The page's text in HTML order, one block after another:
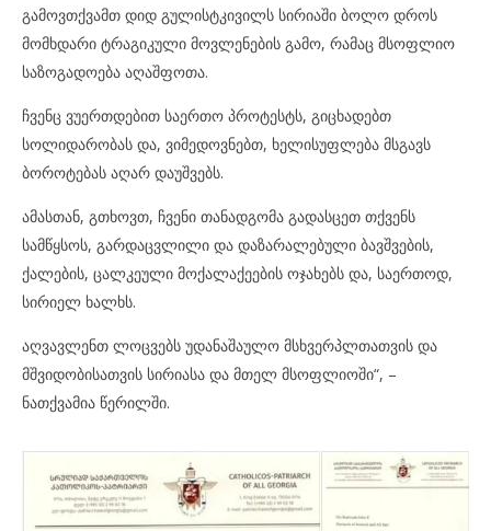
გამოვთქვამთ დიდ გულისტკივილს სირიაში ბოლო დროს
მომხდარი ტრაგიკული მოვლენების გამო, რამაც მსოფლიო
საზოგადოება აღაშფოთა.
ჩვენც ვუერთდებით საერთო პროტესტს, გიცხადებთ
სოლიდარობას და, ვიმედოვნებთ, ხელისუფლება მსგავს
ბოროტებას აღარ დაუშვებს.
ამასთან, გთხოვთ, ჩვენი თანადგომა გადასცეთ თქვენს
სამწყსოს, გარდაცვლილი და დაზარალებული ბავშვების,
ქალების, ცალკეული მოქალაქეების ოჯახებს და, საერთოდ,
სირიელ ხალხს.
აღვავლენთ ლოცვებს უდანაშაულო მსხვერპლთათვის და
მშვიდობისათვის სირიასა და მთელ მსოფლიოში“, –
ნათქვამია წერილში.